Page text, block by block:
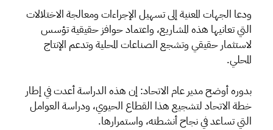
ودعا الجهات المعنية إلى تسهيل الإجراءات ومعالجة الاختلالات
التي تعانيها هذه المشاريع، واعتماد حوافز حقيقية تؤسس
لاستثمار حقيقي وتشجع الصناعات المحلية وتدعم الإنتاج
المحلي.
بدوره أوضح مدير عام الاتحاد: إن هذه الدراسة أعدت في إطار
خطة الاتحاد لتشجيع هذا القطاع الحيوي، ودراسة العوامل
التي تساعد في نجاح أنشطته، واستمرارها.